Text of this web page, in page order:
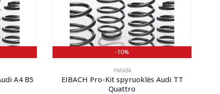
A4 B5
-10%
PAKABA
EIBACH Pro-Kit spyruoklės Audi TT
Quattro